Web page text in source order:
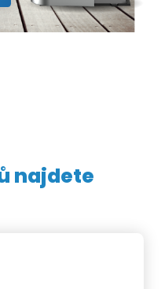
najdete